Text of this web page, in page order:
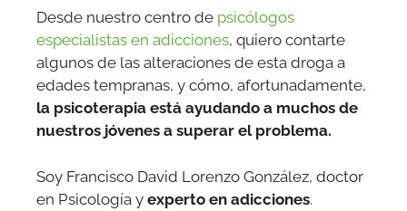
Desde nuestro centro de psicólogos
especialistas en adicciones, quiero contarte
algunos de las alteraciones de esta droga a
edades tempranas, y cómo, afortunadamente,
la psicoterapia está ayudando a muchos de
nuestros jóvenes a superar el problema.
Soy Francisco David Lorenzo González, doctor
en Psicología y experto en adicciones.